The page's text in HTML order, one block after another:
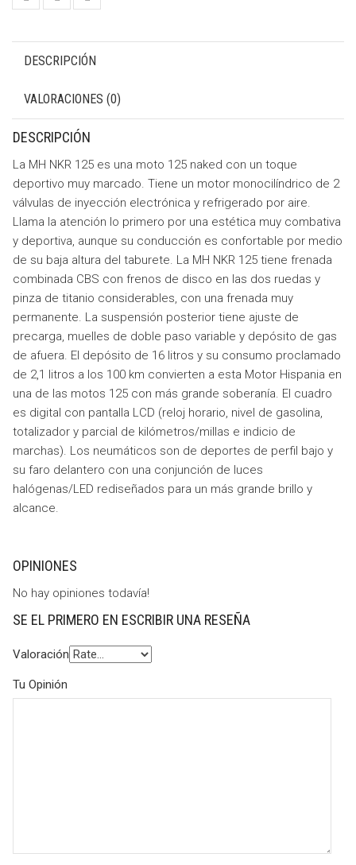
DESCRIPCIÓN
VALORACIONES (0)
DESCRIPCIÓN
La MH NKR 125 es una moto 125 naked con un toque
deportivo muy marcado. Tiene un motor monocilíndrico de 2
válvulas de inyección electrónica y refrigerado por aire.
Llama la atención lo primero por una estética muy combativa
y deportiva, aunque su conducción es confortable por medio
de su baja altura del taburete. La MH NKR 125 tiene frenada
combinada CBS con frenos de disco en las dos ruedas y
pinza de titanio considerables, con una frenada muy
permanente. La suspensión posterior tiene ajuste de
precarga, muelles de doble paso variable y depósito de gas
de afuera. El depósito de 16 litros y su consumo proclamado
de 2,1 litros a los 100 km convierten a esta Motor Hispania en
una de las motos 125 con más grande soberanía. El cuadro
es digital con pantalla LCD (reloj horario, nivel de gasolina,
totalizador y parcial de kilómetros/millas e indicio de
marchas). Los neumáticos son de deportes de perfil bajo y
su faro delantero con una conjunción de luces
halógenas/LED rediseñados para un más grande brillo y
alcance.
OPINIONES
No hay opiniones todavía!
SE EL PRIMERO EN ESCRIBIR UNA RESEÑA
Valoración
Tu Opinión